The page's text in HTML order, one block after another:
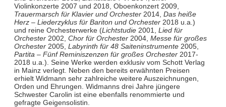
Violinkonzerte 2007 und 2018, Oboenkonzert 2009,
Trauermarsch für Klavier und Orchester2014, Das heiße
Herz – Liederzyklus für Bariton und Orchester2018 u.a.)
und reine Orchesterwerke (Lichtstudie2001, Lied für
Orchester2002, Chor für Orchester2004, Messe für großes
Orchester2005, Labyrinth für 48 Saiteninstrumente2005,
Partita – Fünf Reminiszenzen für großes Orchester2017-
2018 u.a.). Seine Werke werden exklusiv vom Schott Verlag
in Mainz verlegt. Neben den bereits erwähnten Preisen
erhielt Widmann sehr zahlreiche weitere Auszeichnungen,
Orden und Ehrungen. Widmanns drei Jahre jüngere
Schwester Carolin ist eine ebenfalls renommierte und
gefragte Geigensolistin.